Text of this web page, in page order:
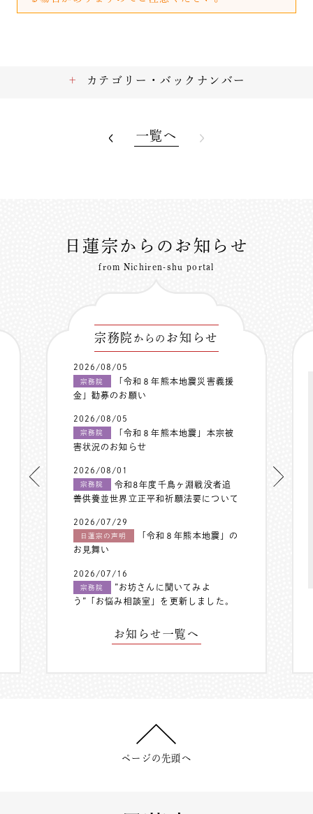
カテゴリー・バックナンバー
一覧へ
日蓮宗からのお知らせ
from Nichiren-shu portal
宗務院 からの お知らせ
2026/08/05
宗務院
「令和８年熊本地震災害義援
金」勧募のお願い
2026/08/05
宗務院
「令和８年熊本地震」本宗被
害状況のお知らせ
2026/08/01
宗務院
令和8年度千鳥ヶ淵戦没者追
善供養並世界立正平和祈願法要について
2026/07/29
日蓮宗の声明
「令和８年熊本地震」の
お見舞い
2026/07/16
宗務院
”お坊さんに聞いてみよ
う”「お悩み相談室」を更新しました。
お知らせ一覧へ
ページの先頭へ